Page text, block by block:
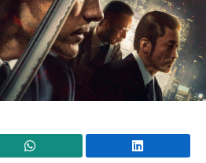
WhatsApp